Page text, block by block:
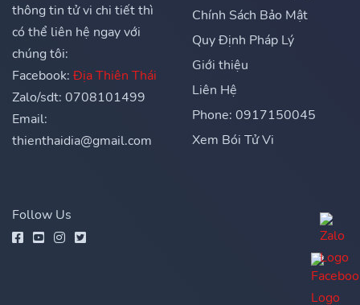
thông tin tử vi chi tiết thì
có thể liên hệ ngay với
chúng tôi:
Facebook: Địa Thiên Thái
Zalo/sdt: 0708101499
Email:
thienthaidia@gmail.com
Chính Sách Bảo Mật
Quy Định Pháp Lý
Giới thiệu
Liên Hệ
Phone: 0917150045
Xem Bói Tử Vi
Follow Us